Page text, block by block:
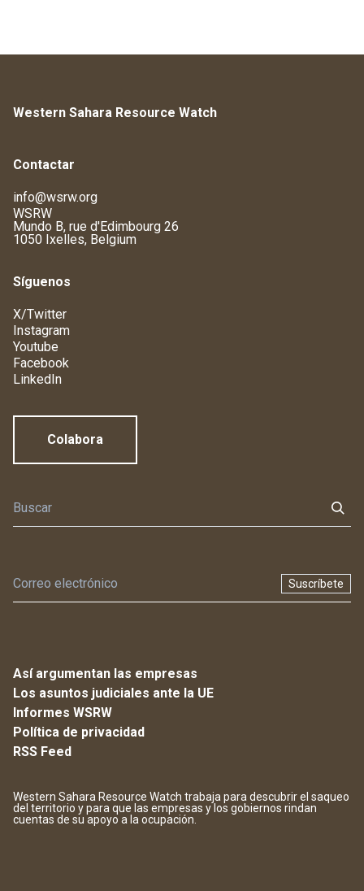
Western Sahara Resource Watch
Contactar
info@wsrw.org
WSRW
Mundo B, rue d'Edimbourg 26
1050 Ixelles, Belgium
Síguenos
X/Twitter
Instagram
Youtube
Facebook
LinkedIn
Colabora
Suscríbete
Así argumentan las empresas
Los asuntos judiciales ante la UE
Informes WSRW
Política de privacidad
RSS Feed
Western Sahara Resource Watch trabaja para descubrir el saqueo
del territorio y para que las empresas y los gobiernos rindan
cuentas de su apoyo a la ocupación.